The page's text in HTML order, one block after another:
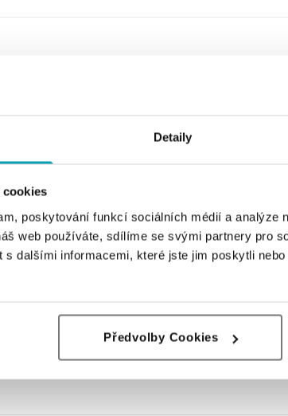
Detaily
cookies
poskytování funkcí sociálních médií a analýze
web používáte, sdílíme se svými partnery pro
s dalšími informacemi, které jste jim poskytli
Předvolby Cookies
a diamantmi Fancy